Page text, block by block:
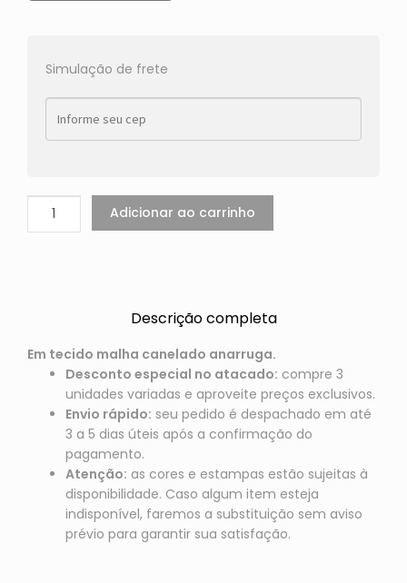
Simulação de frete
Adicionar ao carrinho
Descrição completa
Em tecido malha canelado anarruga.
Desconto especial no atacado: compre 3
unidades variadas e aproveite preços exclusivos.
Envio rápido: seu pedido é despachado em até
3 a 5 dias úteis após a confirmação do
pagamento.
Atenção: as cores e estampas estão sujeitas à
disponibilidade. Caso algum item esteja
indisponível, faremos a substituição sem aviso
prévio para garantir sua satisfação.